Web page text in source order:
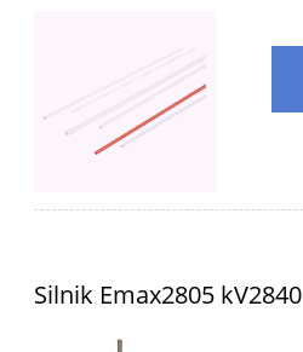
Silnik Emax2805 kV2840